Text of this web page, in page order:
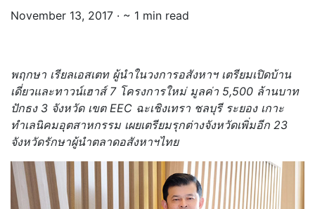
November 13, 2017 · ~ 1 min read
พฤกษา เรียลเอสเตท ผู้นำในวงการอสังหาฯ เตรียมเปิดบ้าน
เดี่ยวและทาวน์เฮาส์ 7 โครงการใหม่ มูลค่า 5,500 ล้านบาท
ปักธง 3 จังหวัด เขต EEC ฉะเชิงเทรา ชลบุรี ระยอง เกาะ
ทำเลนิคมอุตสาหกรรม เผยเตรียมรุกต่างจังหวัดเพิ่มอีก 23
จังหวัดรักษาผู้นำตลาดอสังหาฯไทย